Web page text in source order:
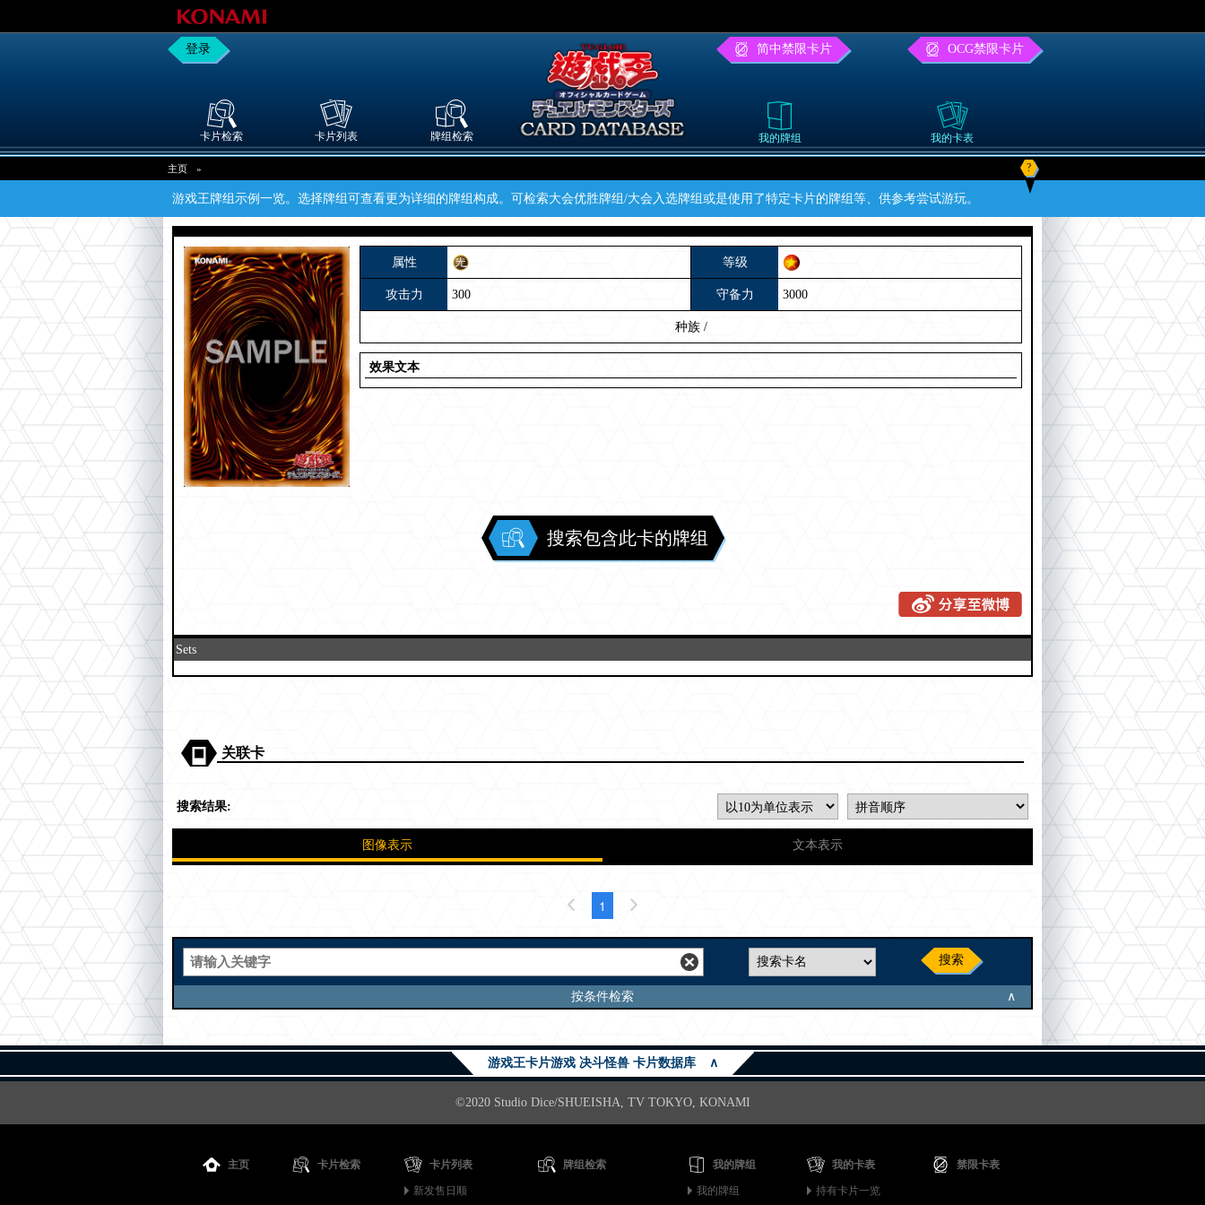
登录 简中禁限卡片 OCG禁限卡片
卡片检索 卡片列表 牌组检索 我的牌组 我的卡表
主页 » ?
游戏王牌组示例一览。选择牌组可查看更为详细的牌组构成。可检索大会优胜牌组/大会入选牌组或是使用了特定卡片的牌组等、供参考尝试游玩。
属性 等级
攻击力 300 守备力 3000
种族 /
效果文本
搜索包含此卡的牌组
Sets
关联卡
搜索结果:
图像表示 文本表示
1
搜索
按条件检索 ∧
游戏王卡片游戏 决斗怪兽 卡片数据库 ∧
©2020 Studio Dice/SHUEISHA, TV TOKYO, KONAMI
主页 卡片检索 卡片列表
新发售日顺
牌组检索 我的牌组
我的牌组
我的卡表
持有卡片一览
禁限卡表